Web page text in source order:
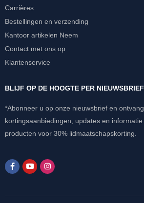
Carrières
Bestellingen en verzending
Kantoor artikelen Neem
Contact met ons op
Klantenservice
BLIJF OP DE HOOGTE PER NIEUWSBRIEF
*Abonneer u op onze nieuwsbrief en
kortingsaanbiedingen, updates en
producten voor 30% lidmaatschapskorting.